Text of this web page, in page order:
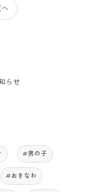
らせ
#男の子
#おきなわ